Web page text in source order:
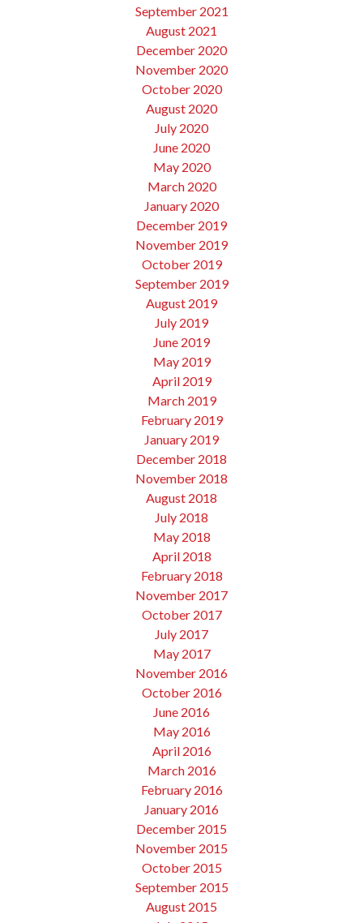
September 2021
August 2021
December 2020
November 2020
October 2020
August 2020
July 2020
June 2020
May 2020
March 2020
January 2020
December 2019
November 2019
October 2019
September 2019
August 2019
July 2019
June 2019
May 2019
April 2019
March 2019
February 2019
January 2019
December 2018
November 2018
August 2018
July 2018
May 2018
April 2018
February 2018
November 2017
October 2017
July 2017
May 2017
November 2016
October 2016
June 2016
May 2016
April 2016
March 2016
February 2016
January 2016
December 2015
November 2015
October 2015
September 2015
August 2015